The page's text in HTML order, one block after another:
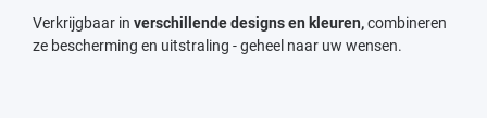
Verkrijgbaar in verschillende designs en kleuren,combineren
ze bescherming en uitstraling - geheel naar uw wensen.